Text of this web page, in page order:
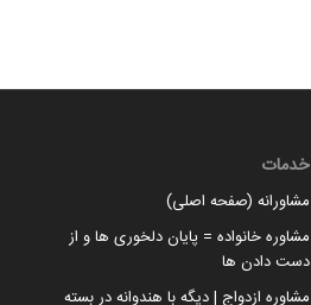
خدمات
مشاورانه (صفحه اصلی)
مشاوره خانواده = پایان دلخوری ها و از
دست دادن ها
مشاوره ازدواج | دیگه با هندوانه در بسته